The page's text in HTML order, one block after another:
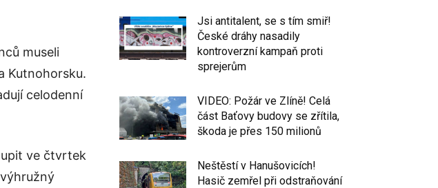
museli
Kutnohorsku.
celodenní
ve čtvrtek
Jsi antitalent, se s tím smiř!
České dráhy nasadily
kontroverzní kampaň proti
sprejerům
VIDEO: Požár ve Zlíně! Celá
část Baťovy budovy se zřítila,
škoda je přes 150 milionů
Neštěstí v Hanušovicích!
Hasič zemřel při odstraňování